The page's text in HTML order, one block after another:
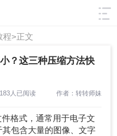
筛选
程>正文
？这三种压缩方法快
人已阅读 作者：转转师妹
格式，通常用于电子文
包含大量的图像、文字